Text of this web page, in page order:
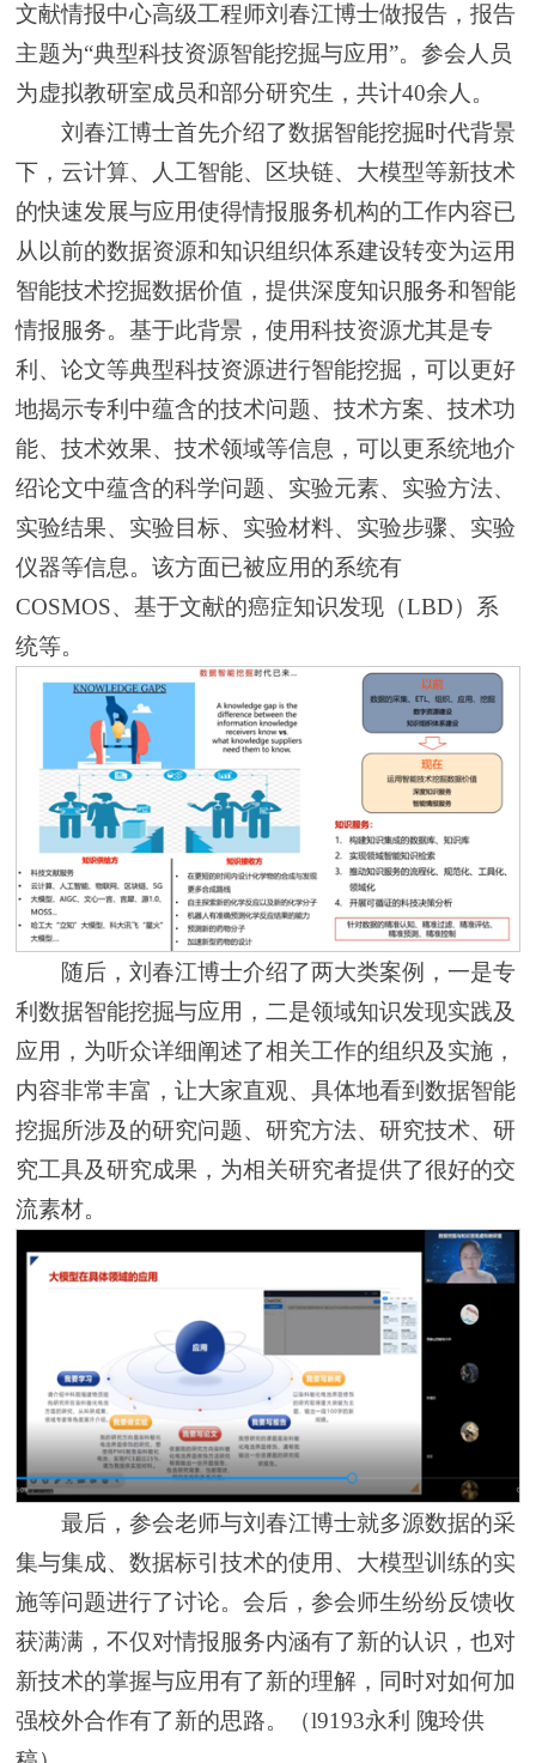
文献情报中心高级工程师刘春江博士做报告，报告
主题为“典型科技资源智能挖掘与应用”。参会人员
为虚拟教研室成员和部分研究生，共计40余人。
刘春江博士首先介绍了数据智能挖掘时代背景
下，云计算、人工智能、区块链、大模型等新技术
的快速发展与应用使得情报服务机构的工作内容已
从以前的数据资源和知识组织体系建设转变为运用
智能技术挖掘数据价值，提供深度知识服务和智能
情报服务。基于此背景，使用科技资源尤其是专
利、论文等典型科技资源进行智能挖掘，可以更好
地揭示专利中蕴含的技术问题、技术方案、技术功
能、技术效果、技术领域等信息，可以更系统地介
绍论文中蕴含的科学问题、实验元素、实验方法、
实验结果、实验目标、实验材料、实验步骤、实验
仪器等信息。该方面已被应用的系统有
COSMOS、基于文献的癌症知识发现（LBD）系
统等。
随后，刘春江博士介绍了两大类案例，一是专
利数据智能挖掘与应用，二是领域知识发现实践及
应用，为听众详细阐述了相关工作的组织及实施，
内容非常丰富，让大家直观、具体地看到数据智能
挖掘所涉及的研究问题、研究方法、研究技术、研
究工具及研究成果，为相关研究者提供了很好的交
流素材。
最后，参会老师与刘春江博士就多源数据的采
集与集成、数据标引技术的使用、大模型训练的实
施等问题进行了讨论。会后，参会师生纷纷反馈收
获满满，不仅对情报服务内涵有了新的认识，也对
新技术的掌握与应用有了新的理解，同时对如何加
强校外合作有了新的思路。（l9193永利 隗玲供